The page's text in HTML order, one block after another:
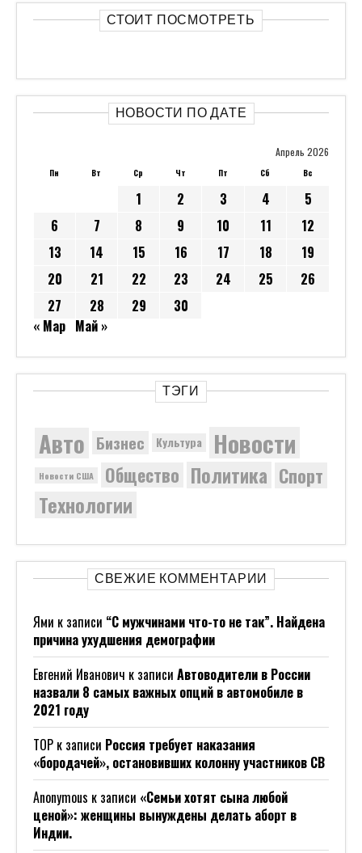
СТОИТ ПОСМОТРЕТЬ
НОВОСТИ ПО ДАТЕ
Апрель 2026
Пн Вт Ср Чт Пт Сб Вс
1 2 3 4
5
6
7 8 9 10 11
12
13
14 15 16 17 18
19
20
21 22 23 24 25
26
27
28 29
30
« Мар Май »
ТЭГИ
Авто Бизнес Культура Новости
Новости США Общество Политика Спорт
Технологии
СВЕЖИЕ КОММЕНТАРИИ
Ями к записи “С мужчинами что-то не так”. Найдена
причина ухудшения демографии
Евгений Иванович к записи Автоводители в России
назвали 8 самых важных опций в автомобиле в
2021 году
ТОР к записи Россия требует наказания
«бородачей», остановивших колонну участников СВ
Anonymous к записи «Семьи хотят сына любой
ценой»: женщины вынуждены делать аборт в
Индии.